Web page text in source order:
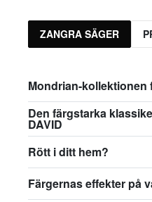
ZANGRA SÄGER
Mondrian-kollektionen
Den färgstarka
DAVID
Rött i ditt hem?
Färgernas effekter på